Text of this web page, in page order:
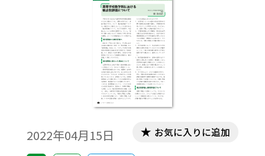
2022年04月15日 お気に入りに追加